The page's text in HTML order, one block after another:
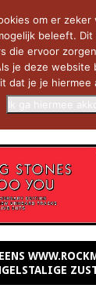
om er
beleeft.
die ervoor
je deze website
dat je je hiermee
Ik ga hiermee